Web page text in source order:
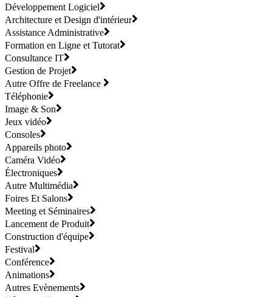
Développement Logiciel
Architecture et Design d'intérieur
Assistance Administrative
Formation en Ligne et Tutorat
Consultance IT
Gestion de Projet
Autre Offre de Freelance
Téléphonie
Image & Son
Jeux vidéo
Consoles
Appareils photo
Caméra Vidéo
Électroniques
Autre Multimédia
Foires Et Salons
Meeting et Séminaires
Lancement de Produit
Construction d'équipe
Festival
Conférence
Animations
Autres Evènements